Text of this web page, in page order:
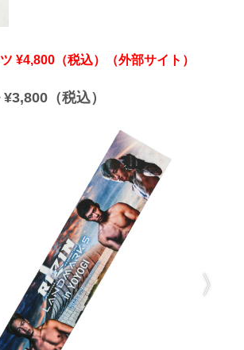
¥4,800（税込）（外部サイト）
（税込）